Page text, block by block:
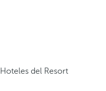
Hoteles del Resort